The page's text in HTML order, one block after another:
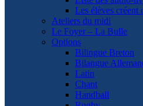
Les élèves créent
Ateliers du midi
Le Foyer – La Bulle
Options
Bilingue Breton
Bilangue
Latin
Chant
Handball